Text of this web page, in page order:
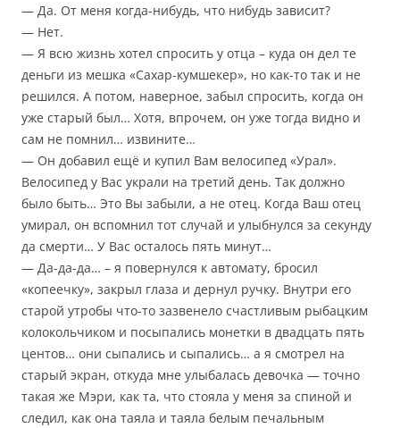
— Да. От меня когда-нибудь, что нибудь зависит?
— Нет.
— Я всю жизнь хотел спросить у отца – куда он дел те
деньги из мешка «Сахар-кумшекер», но как-то так и не
решился. А потом, наверное, забыл спросить, когда он
уже старый был… Хотя, впрочем, он уже тогда видно и
сам не помнил… извините…
— Он добавил ещё и купил Вам велосипед «Урал».
Велосипед у Вас украли на третий день. Так должно
было быть… Это Вы забыли, а не отец. Когда Ваш отец
умирал, он вспомнил тот случай и улыбнулся за секунду
да смерти… У Вас осталось пять минут…
— Да-да-да… – я повернулся к автомату, бросил
«копеечку», закрыл глаза и дернул ручку. Внутри его
старой утробы что-то зазвенело счастливым рыбацким
колокольчиком и посыпались монетки в двадцать пять
центов… они сыпались и сыпались… а я смотрел на
старый экран, откуда мне улыбалась девочка — точно
такая же Мэри, как та, что стояла у меня за спиной и
следил, как она таяла и таяла белым печальным